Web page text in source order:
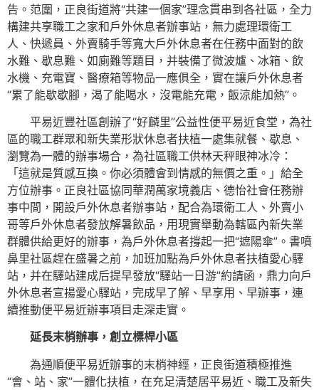
告。范圍，正良街道將“共建一個家”理念貫串到各社區，全力
構建共享職工之家和戶外休息者辦事站，無力處理環衛工
人、快遞員、外賣騎手等寬大戶外休息者在任務中面對的飲
水難、歇息難、如廁難等題目，并裝備了微波爐、冰箱、飲
水機、充電寶、醫療箱等物品一應俱全，實在讓戶外休息者
“累了能歇歇腳，渴了能喝水，沒電能充電，飯涼能加熱”。
平易近豐社區創辦了“好麟里”公益性便平易近食堂，為社
區的職工群眾和新失業形狀休息者扶植一處集就餐、歇息、
瀏覽為一體的辦事場合，為社區職工供林天秤眼神冰冷：
「這就是質感互換。你必須體會到情感的無價之重。」給全
方位辦事。正良社區協同華潤萬家境義店、德怡社會任務辦
事中間，開設戶外休息者辦事站，配合為環衛工人、外賣小
哥等戶外休息者發放解暑飲品，用現實舉動為轄區內新失業
群體供給更好的辦事，為戶外休息者撐起一把“遮陽傘”。書噴
鼻里社區趕在盛暑之前，加班加點為戶外休息者扶植愛心驛
站，并在驛站建成后提早發放“驛站一日游”約請函，鼎力向戶
外休息者宣揚愛心驛站，完成早了解、早享用、早辦事，連
續推動便平易近辦事項目走深走實。
延長末梢辦事，創立標桿小區
為通順便平易近辦事的末梢神經，正良街道積極推進
“會、站、家”一體化扶植，在充足清楚居平易近、職工及新失